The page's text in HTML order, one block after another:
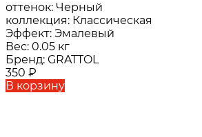
оттенок: Черный
коллекция: Классическая
Эффект: Эмалевый
Вес: 0.05 кг
Бренд: GRATTOL
350 ₽
В корзину